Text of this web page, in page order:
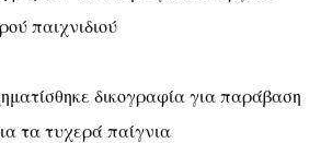
παιχνιδιού
δικογραφία για παράβαση
τα τυχερά παίγνια